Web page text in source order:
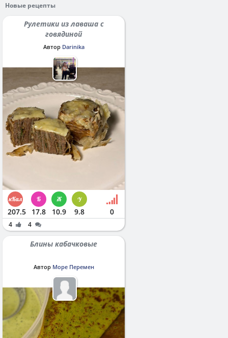
Новые рецепты
Рулетики из лаваша с
говядиной
Автор Darinika
207.5 17.8 10.9 9.8 0
4 4
Блины кабачковые
Автор Море Перемен